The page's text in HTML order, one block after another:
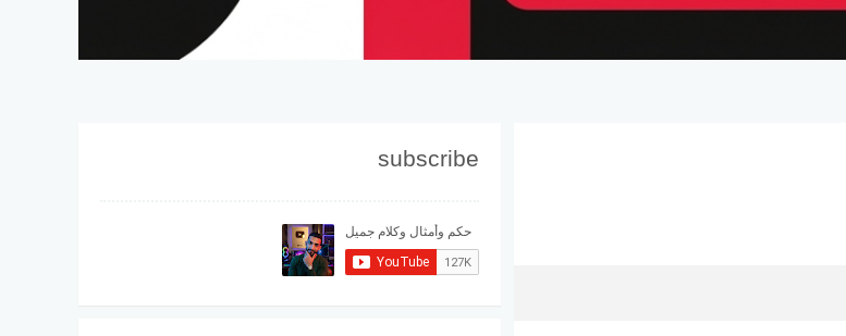
subscribe